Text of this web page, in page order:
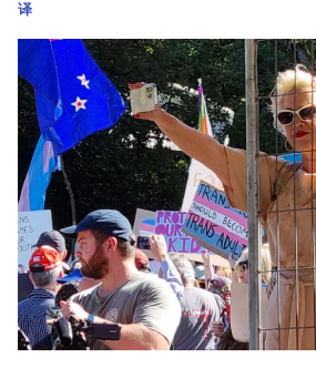
i
g
s
e
a
r
附加信息 [Processed Page
Metadata]
译